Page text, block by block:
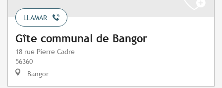
LLAMAR
Gîte communal de Bangor
18 rue Pierre Cadre
56360
Bangor